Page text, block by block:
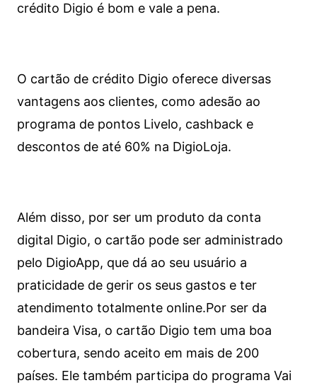
crédito Digio é bom e vale a pena.
O cartão de crédito Digio oferece diversas
vantagens aos clientes, como adesão ao
programa de pontos Livelo, cashback e
descontos de até 60% na DigioLoja.
Além disso, por ser um produto da conta
digital Digio, o cartão pode ser administrado
pelo DigioApp, que dá ao seu usuário a
praticidade de gerir os seus gastos e ter
atendimento totalmente online.Por ser da
bandeira Visa, o cartão Digio tem uma boa
cobertura, sendo aceito em mais de 200
países. Ele também participa do programa Vai